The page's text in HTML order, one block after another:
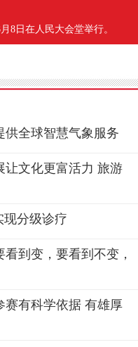
8日在人民大会堂举行。
供全球智慧气象服务
让文化更富活力 旅游
现分级诊疗
到变，要看到不变，
赛有科学依据 有雄厚